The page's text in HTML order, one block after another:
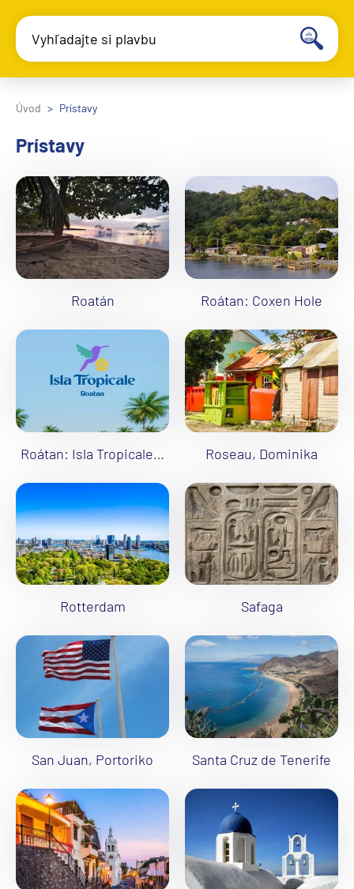
Vyhľadajte si plavbu
Úvod Prístavy
Prístavy
Roatán Roátan: Coxen Hole
Roátan: Isla Tropicale (Mahogany Bay) Roseau, Dominika
Rotterdam Safaga
San Juan, Portoriko Santa Cruz de Tenerife